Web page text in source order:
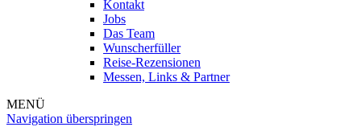
Kontakt
Jobs
Das Team
Wunscherfüller
Reise-Rezensionen
Messen, Links & Partner
MENÜ
Navigation überspringen